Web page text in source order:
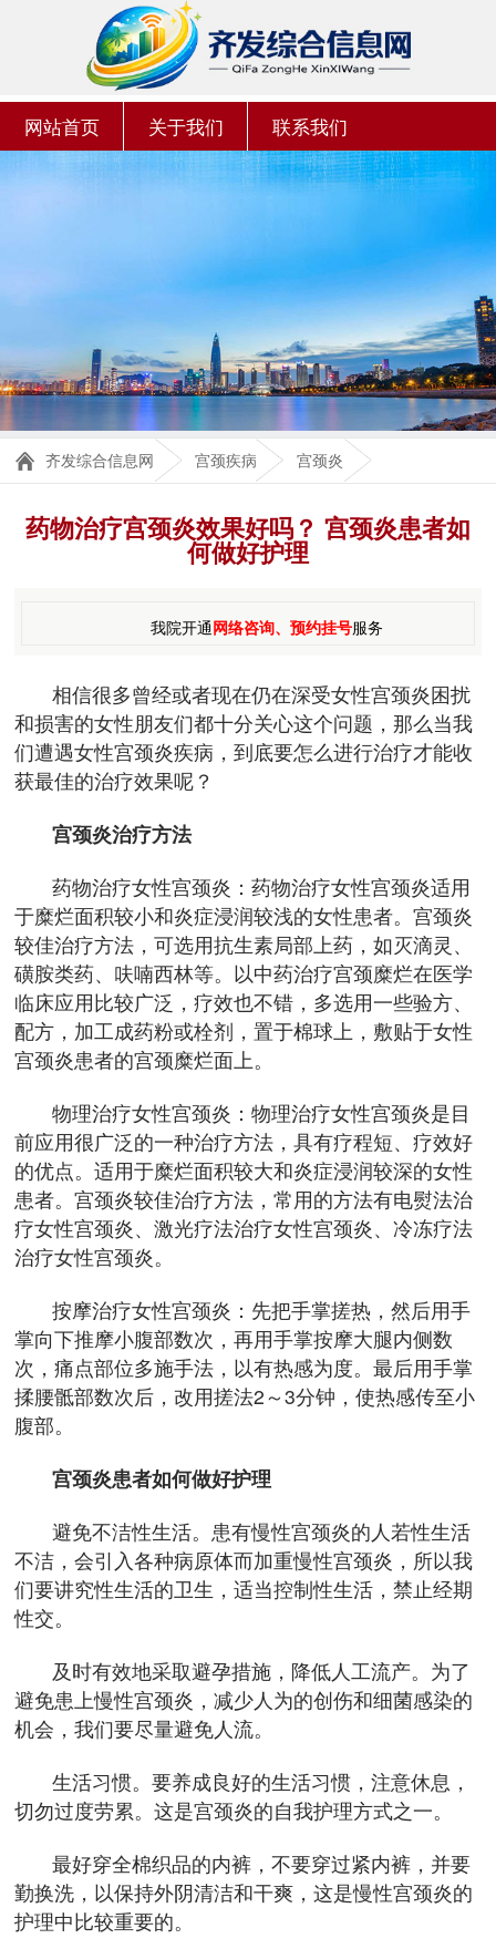
网站首页 关于我们 联系我们
齐发综合信息网 宫颈疾病 宫颈炎
药物治疗宫颈炎效果好吗？ 宫颈炎患者如
何做好护理
我院开通网络咨询、预约挂号服务
相信很多曾经或者现在仍在深受女性宫颈炎困扰
和损害的女性朋友们都十分关心这个问题，那么当我
们遭遇女性宫颈炎疾病，到底要怎么进行治疗才能收
获最佳的治疗效果呢？
宫颈炎治疗方法
药物治疗女性宫颈炎：药物治疗女性宫颈炎适用
于糜烂面积较小和炎症浸润较浅的女性患者。宫颈炎
较佳治疗方法，可选用抗生素局部上药，如灭滴灵、
磺胺类药、呋喃西林等。以中药治疗宫颈糜烂在医学
临床应用比较广泛，疗效也不错，多选用一些验方、
配方，加工成药粉或栓剂，置于棉球上，敷贴于女性
宫颈炎患者的宫颈糜烂面上。
物理治疗女性宫颈炎：物理治疗女性宫颈炎是目
前应用很广泛的一种治疗方法，具有疗程短、疗效好
的优点。适用于糜烂面积较大和炎症浸润较深的女性
患者。宫颈炎较佳治疗方法，常用的方法有电熨法治
疗女性宫颈炎、激光疗法治疗女性宫颈炎、冷冻疗法
治疗女性宫颈炎。
按摩治疗女性宫颈炎：先把手掌搓热，然后用手
掌向下推摩小腹部数次，再用手掌按摩大腿内侧数
次，痛点部位多施手法，以有热感为度。最后用手掌
揉腰骶部数次后，改用搓法2～3分钟，使热感传至小
腹部。
宫颈炎患者如何做好护理
避免不洁性生活。患有慢性宫颈炎的人若性生活
不洁，会引入各种病原体而加重慢性宫颈炎，所以我
们要讲究性生活的卫生，适当控制性生活，禁止经期
性交。
及时有效地采取避孕措施，降低人工流产。为了
避免患上慢性宫颈炎，减少人为的创伤和细菌感染的
机会，我们要尽量避免人流。
生活习惯。要养成良好的生活习惯，注意休息，
切勿过度劳累。这是宫颈炎的自我护理方式之一。
最好穿全棉织品的内裤，不要穿过紧内裤，并要
勤换洗，以保持外阴清洁和干爽，这是慢性宫颈炎的
护理中比较重要的。